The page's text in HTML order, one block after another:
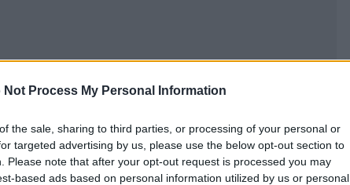
Not Process My Personal Information
the sale, sharing to third parties, or processing of your personal or
targeted advertising by us, please use the below opt-out section to
Please note that after your opt-out request is processed you may
based ads based on personal information utilized by us or personal